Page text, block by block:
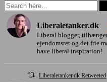
Liberaletanker.dk
Liberal blogger,
ejendomsret og det frie
have liberal inspiration!
Liberaletanker.dk Retweeted